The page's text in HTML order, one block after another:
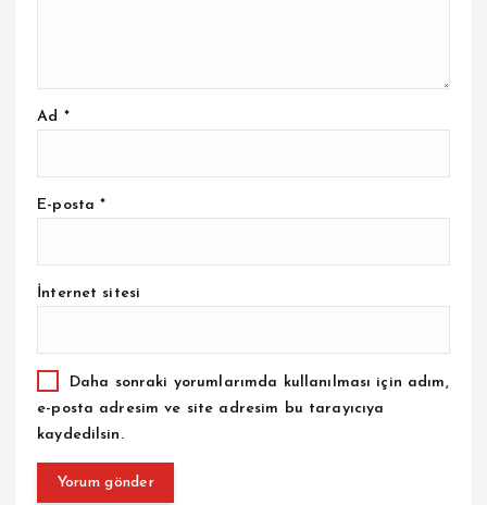
Ad *
E-posta*
İnternet sitesi
Daha sonraki yorumlarımda kullanılması için adım,
e-posta adresim ve site adresim bu tarayıcıya
kaydedilsin.